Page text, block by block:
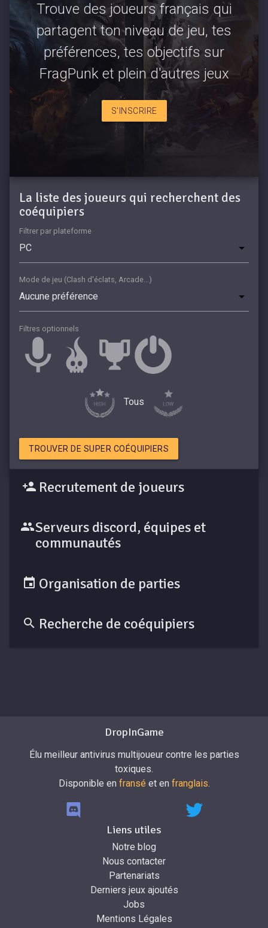
Trouve des joueurs français qui
partagent ton niveau de jeu, tes
préférences, tes objectifs sur
FragPunk et plein d'autres jeux
S'INSCRIRE
La liste des joueurs qui recherchent des
coéquipiers
Filtrer par plateforme
Mode de jeu (Clash d'éclats, Arcade...)
Filtres optionnels
Tous
TROUVER DE SUPER COÉQUIPIERS
Recrutement de joueurs
Serveurs discord, équipes et
communautés
Organisation de parties
Recherche de coéquipiers
DropInGame
Élu meilleur antivirus multijoueur contre les parties
toxiques.
Disponible en fransé et en franglais.
Liens utiles
Notre blog
Nous contacter
Partenariats
Derniers jeux ajoutés
Jobs
Mentions Légales